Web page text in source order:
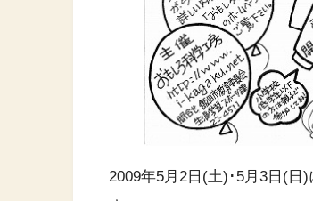
2009年5月2日(土)･5月3日(日